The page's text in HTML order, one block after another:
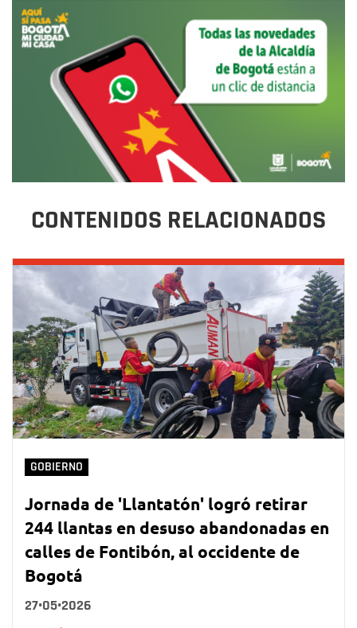
CONTENIDOS RELACIONADOS
GOBIERNO
Jornada de 'Llantatón' logró retirar
244 llantas en desuso abandonadas en
calles de Fontibón, al occidente de
Bogotá
27•05•2026